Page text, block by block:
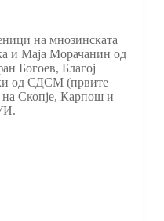
на мнозинската
и Маја Морачанин од
Богоев, Благој
од СДСМ (првите
на Скопје, Карпош и